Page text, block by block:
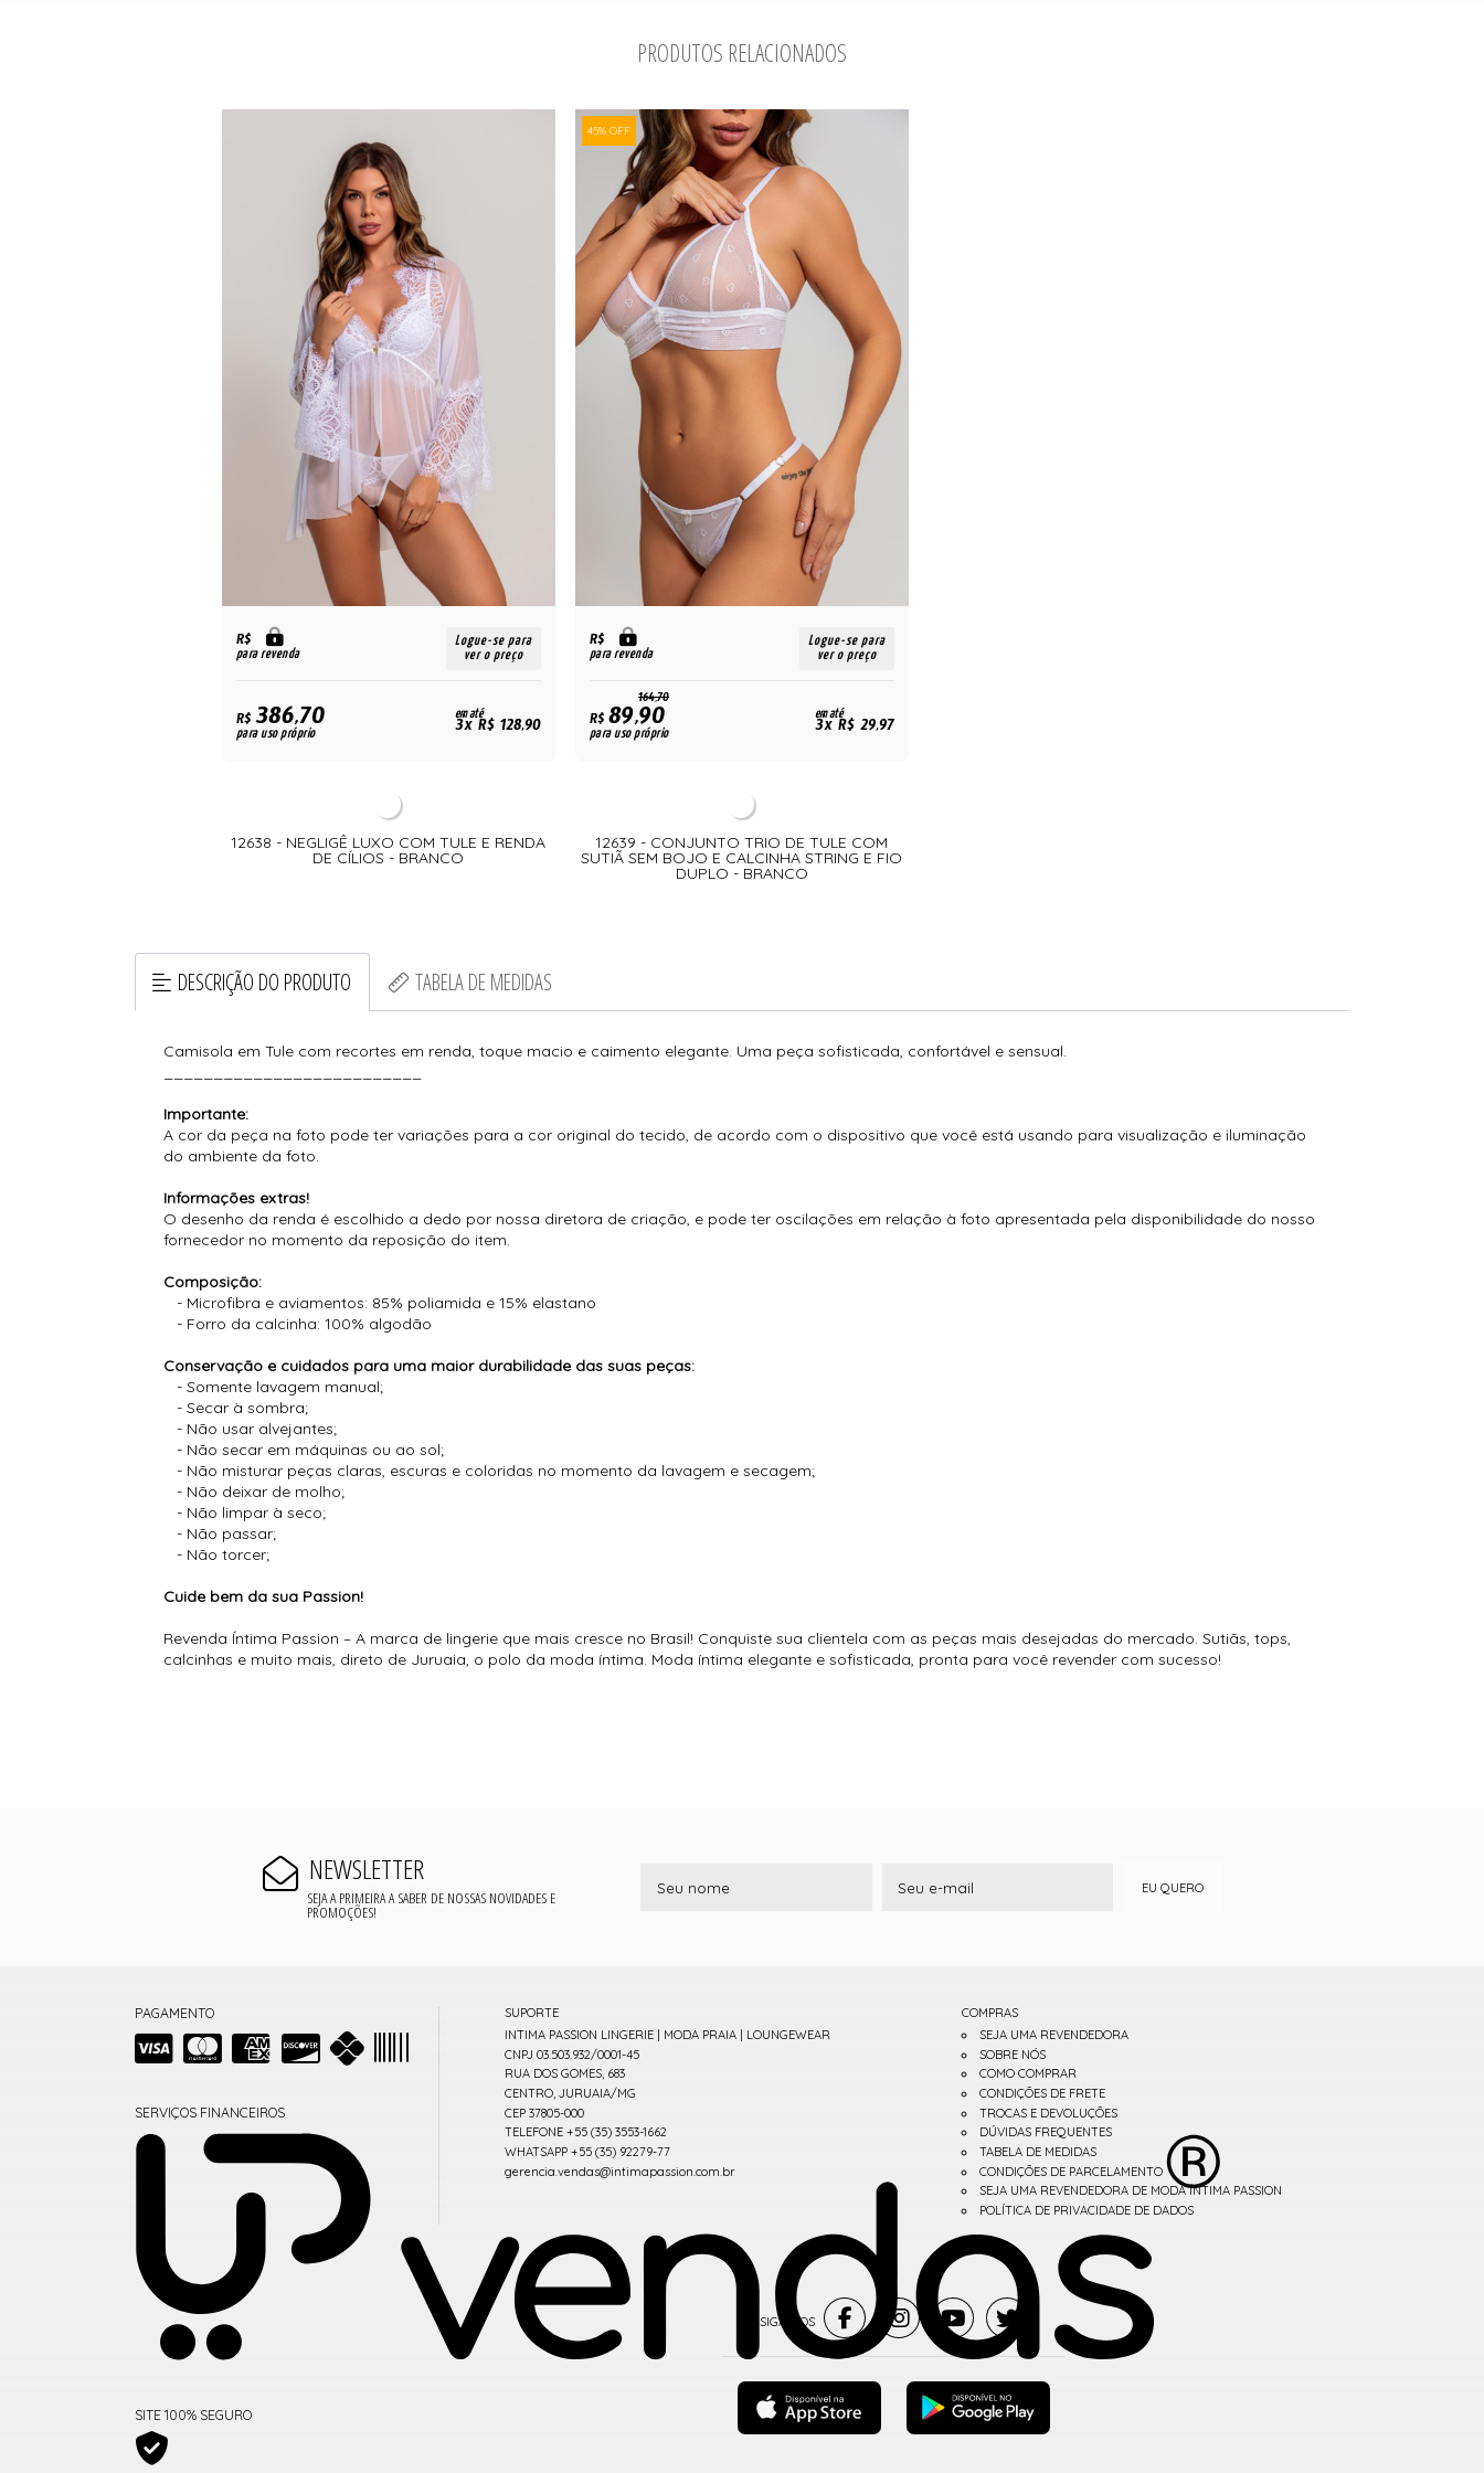
PRODUTOS RELACIONADOS
R$
para revenda
Logue-se para
ver o preço
R$386,70
para uso próprio
em até
3x R$ 128,90
12638 - NEGLIGÊ LUXO COM TULE E RENDA
DE CÍLIOS - BRANCO
45% OFF
R$
para revenda
Logue-se para
ver o preço
164,70
R$89,90
para uso próprio
em até
3x R$ 29,97
12639 - CONJUNTO TRIO DE TULE COM
SUTIÃ SEM BOJO E CALCINHA STRING E FIO
DUPLO - BRANCO
DESCRIÇÃO DO PRODUTO TABELA DE MEDIDAS
Camisola em Tule com recortes em renda, toque macio e caimento elegante. Uma peça sofisticada, confortável e sensual.
Importante:
A cor da peça na foto pode ter variações para a cor original do tecido, de acordo com o dispositivo que você está usando para visualização e iluminação
do ambiente da foto.
Informações extras!
O desenho da renda é escolhido a dedo por nossa diretora de criação, e pode ter oscilações em relação à foto apresentada pela disponibilidade do nosso
fornecedor no momento da reposição do item.
Composição:
- Microfibra e aviamentos: 85% poliamida e 15% elastano
- Forro da calcinha: 100% algodão
Conservação e cuidados para uma maior durabilidade das suas peças:
- Somente lavagem manual;
- Secar à sombra;
- Não usar alvejantes;
- Não secar em máquinas ou ao sol;
- Não misturar peças claras, escuras e coloridas no momento da lavagem e secagem;
- Não deixar de molho;
- Não limpar à seco;
- Não passar;
- Não torcer;
Cuide bem da sua Passion!
Revenda Íntima Passion – A marca de lingerie que mais cresce no Brasil! Conquiste sua clientela com as peças mais desejadas do mercado. Sutiãs, tops,
calcinhas e muito mais, direto de Juruaia, o polo da moda íntima. Moda íntima elegante e sofisticada, pronta para você revender com sucesso!
NEWSLETTER
SEJA A PRIMEIRA A SABER DE NOSSAS NOVIDADES E
PROMOÇÕES!
EU QUERO
PAGAMENTO
SERVIÇOS FINANCEIROS
SITE 100% SEGURO
SUPORTE
INTIMA PASSION LINGERIE | MODA PRAIA | LOUNGEWEAR
CNPJ 03.503.932/0001-45
RUA DOS GOMES, 683
CENTRO, JURUAIA/MG
CEP 37805-000
TELEFONE +55 (35) 3553-1662
WHATSAPP +55 (35) 92279-77
gerencia.vendas@intimapassion.com.br
COMPRAS
SEJA UMA REVENDEDORA
SOBRE NÓS
COMO COMPRAR
CONDIÇÕES DE FRETE
TROCAS E DEVOLUÇÕES
DÚVIDAS FREQUENTES
TABELA DE MEDIDAS
CONDIÇÕES DE PARCELAMENTO
SEJA UMA REVENDEDORA DE MODA ÍNTIMA PASSION
POLÍTICA DE PRIVACIDADE DE DADOS